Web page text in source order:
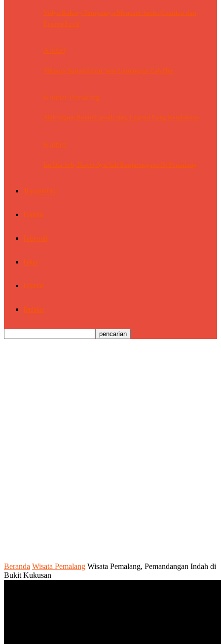
Vidya Bakery Tempatnya Mencari Aneka Cemilan dan
Frozen Food
Artikel
Nikmati Sajian Lezat Soto Lamongan Cak Her
Kuliner Pemalang
Mak Sigun, Bakul Lawuh Sing Legend Nang Kendalrejo
Kuliner
Ini Dia Sob, Dawet Ayu Asli Banjarnegara Di Pemalang
Transportasi
Layanan
Fotografi
Loker
Layanan
Redaksi
Beranda Wisata Pemalang Wisata Pemalang, Pemandangan Indah di
Bukit Kukusan